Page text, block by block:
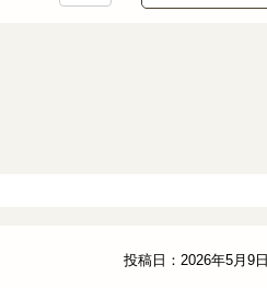
投稿日：2026年5月9日